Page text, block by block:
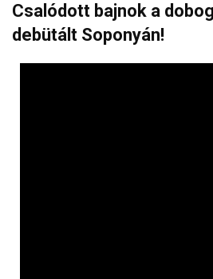
Csalódott bajnok a
debütált Soponyán!